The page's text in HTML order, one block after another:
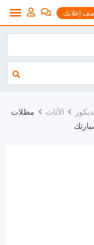
إعلانك
الأثاث
مظلات